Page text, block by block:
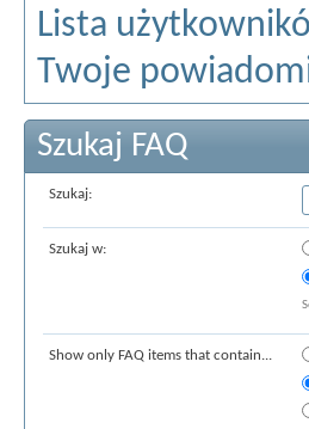
Lista
Twoje
Szukaj FAQ
Szukaj:
Szukaj w:
Show only FAQ items that contain...